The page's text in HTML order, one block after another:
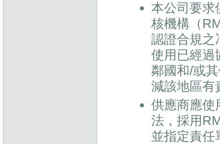
本公司要求
核機構（
認證合規之
使用已經過
鄰國和/或
減該地區有
供應商應使
法，採用
並指定責任